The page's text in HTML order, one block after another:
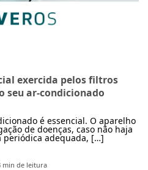
exercida pelos filtros
seu ar-condicionado
é essencial. O aparelho
de doenças, caso não haja
periódica adequada, […]
de leitura